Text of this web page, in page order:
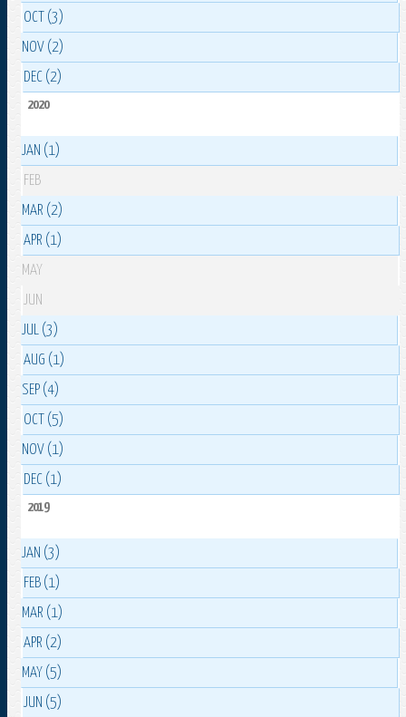
OCT (3)
NOV (2)
DEC (2)
2020
JAN (1)
FEB
MAR (2)
APR (1)
MAY
JUN
JUL (3)
AUG (1)
SEP (4)
OCT (5)
NOV (1)
DEC (1)
2019
JAN (3)
FEB (1)
MAR (1)
APR (2)
MAY (5)
JUN (5)